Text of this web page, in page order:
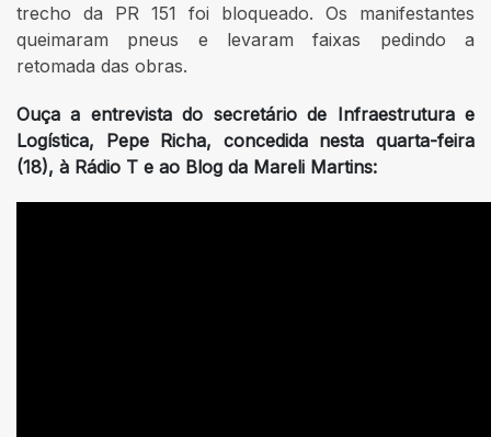
trecho da PR 151 foi bloqueado. Os manifestantes
queimaram pneus e levaram faixas pedindo a
retomada das obras.
Ouça a entrevista do secretário de Infraestrutura e
Logística, Pepe Richa, concedida nesta quarta-feira
(18), à Rádio T e ao Blog da Mareli Martins: